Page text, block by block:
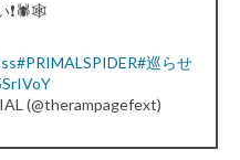
❗️🕷️🕸️
#PRIMALSPIDER#巡らせ
(@therampagefext)